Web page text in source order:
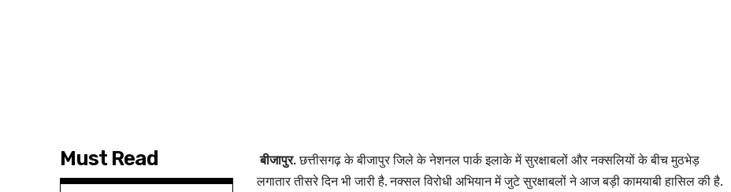
Must Read बीजापुर.छत्तीसगढ़ के बीजापुर जिले के नेशनल पार्क इलाके में सुरक्षाबलों और नक्सलियों के बीच मुठभेड़
लगातार तीसरे दिन भी जारी है. नक्सल विरोधी अभियान में जुटे सुरक्षाबलों ने आज बड़ी कामयाबी हासिल की है.